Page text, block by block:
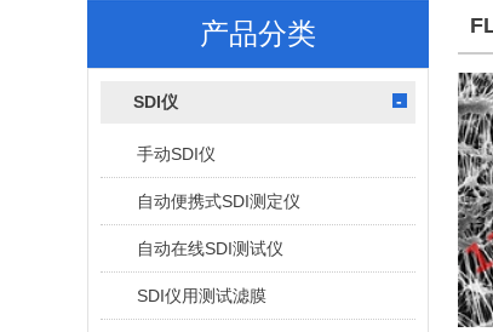
产品分类
SDI仪
手动SDI仪
自动便携式SDI测定仪
自动在线SDI测试仪
SDI仪用测试滤膜